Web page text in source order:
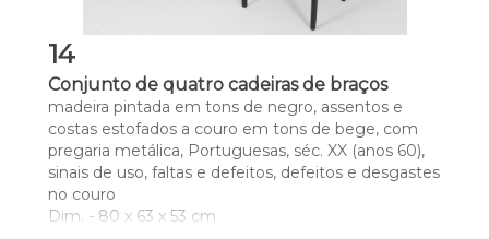
14
Conjunto de quatro cadeiras de braços
madeira pintada em tons de negro, assentos e
costas estofados a couro em tons de bege, com
pregaria metálica, Portuguesas, séc. XX (anos 60),
sinais de uso, faltas e defeitos, defeitos e desgastes
no couro
Dim. - 80 x 63 x 53 cm